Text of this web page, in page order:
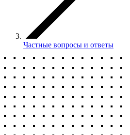
Частные вопросы и ответы